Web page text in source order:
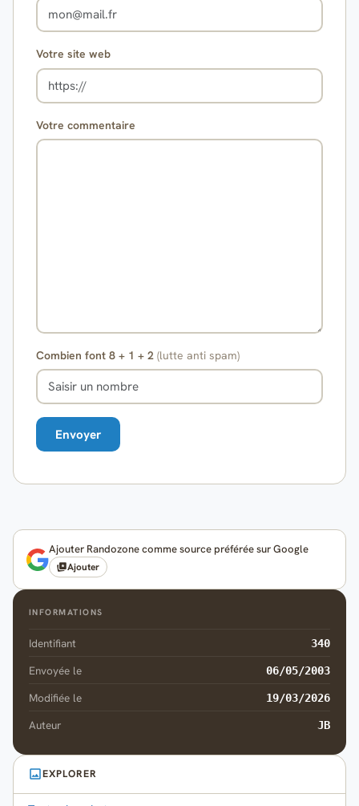
Votre site web
Votre commentaire
Combien font 8 + 1 + 2 (lutte anti spam)
Ajouter Randozone comme source préférée sur Google
Ajouter
INFORMATIONS
Identifiant 340
Envoyée le 06/05/2003
Modifiée le 19/03/2026
Auteur JB
EXPLORER